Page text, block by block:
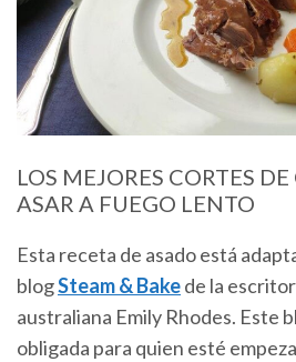
LOS MEJORES CORTES
ASAR A FUEGO LENTO
Esta receta de asado está
blogSteam & Bakede la
australiana Emily Rhodes. Este
obligada para quien esté